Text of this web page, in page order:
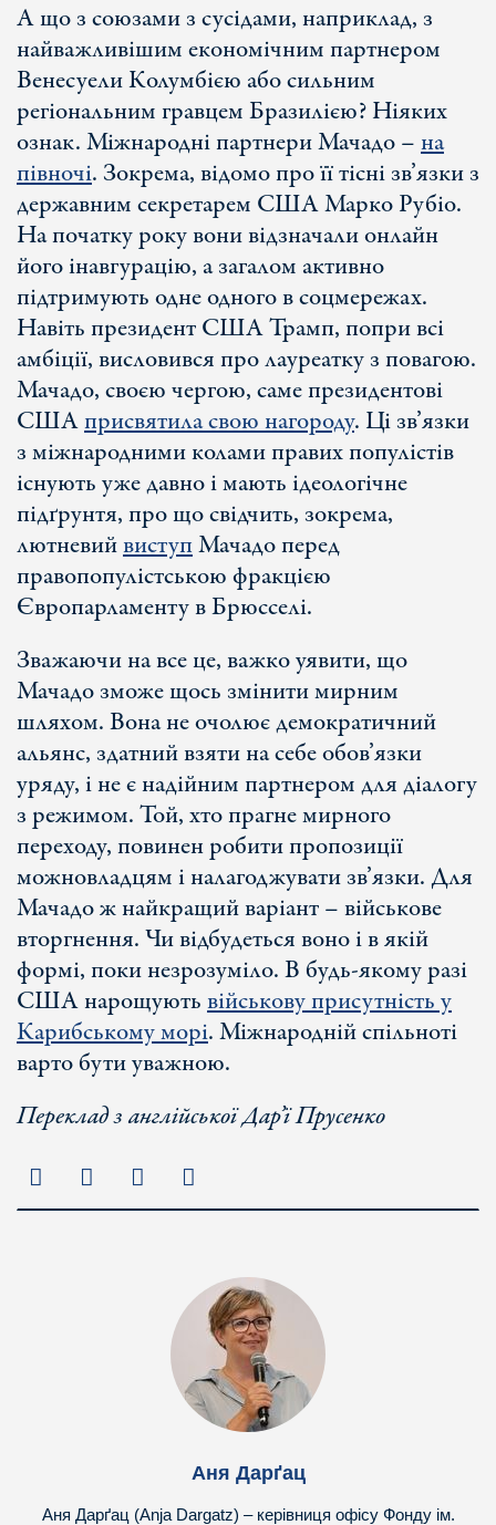
А що з союзами з сусідами, наприклад, з
найважливішим економічним партнером
Венесуели Колумбією або сильним
регіональним гравцем Бразилією? Ніяких
ознак. Міжнародні партнери Мачадо –на
півночі. Зокрема, відомо про її тісні зв’язки з
державним секретарем США Марко Рубіо.
На початку року вони відзначали онлайн
його інавгурацію, а загалом активно
підтримують одне одного в соцмережах.
Навіть президент США Трамп, попри всі
амбіції, висловився про лауреатку з повагою.
Мачадо, своєю чергою, саме президентові
СШАприсвятила свою нагороду. Ці зв’язки
з міжнародними колами правих популістів
існують уже давно і мають ідеологічне
підґрунтя, про що свідчить, зокрема,
лютневийвиступМачадо перед
правопопулістською фракцією
Європарламенту в Брюсселі.
Зважаючи на все це, важко уявити, що
Мачадо зможе щось змінити мирним
шляхом. Вона не очолює демократичний
альянс, здатний взяти на себе обов’язки
уряду, і не є надійним партнером для діалогу
з режимом. Той, хто прагне мирного
переходу, повинен робити пропозиції
можновладцям і налагоджувати зв’язки. Для
Мачадо ж найкращий варіант – військове
вторгнення. Чи відбудеться воно і в якій
формі, поки незрозуміло. В будь-якому разі
США нарощуютьвійськову присутність у
Карибському морі. Міжнародній спільноті
варто бути уважною.
Переклад з англійської Дар’ї Прусенко
Аня Дарґац
Аня Дарґац (Anja Dargatz) – керівниця офісу Фонду ім.